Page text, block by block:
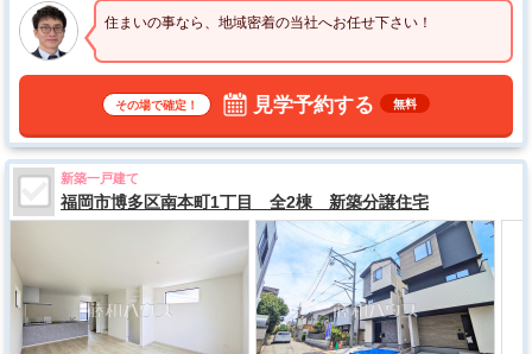
住まいの事なら、地域密着の当社へお任せ下さい！
その場で確定！ 見学予約する 無料
新築一戸建て
福岡市博多区南本町1丁目 全2棟 新築分譲住宅